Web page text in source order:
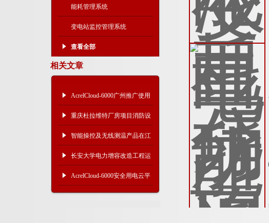
能耗管理系统
变电站监控管理系统
查看全部
相关文章
AcrelCloud-6000广州推广使用
电气安全动态监控系统
重庆杜拉维特厂房项目消防设
备电源监控系统的设计与应用
智能操控及无线测温产品在江
苏瑞恒双氧水气体检测项目中
的应用
长安大学电力增容改造工程运
管平台的应用
AcrelCloud-6000安全用电云平
台在某医院的应用